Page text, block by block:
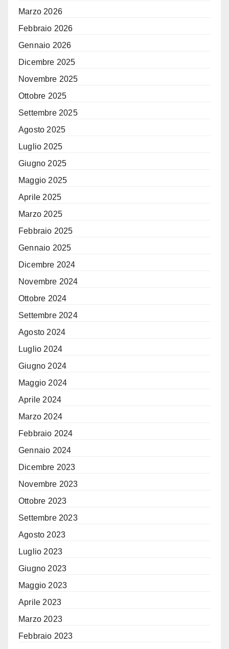
Marzo 2026
Febbraio 2026
Gennaio 2026
Dicembre 2025
Novembre 2025
Ottobre 2025
Settembre 2025
Agosto 2025
Luglio 2025
Giugno 2025
Maggio 2025
Aprile 2025
Marzo 2025
Febbraio 2025
Gennaio 2025
Dicembre 2024
Novembre 2024
Ottobre 2024
Settembre 2024
Agosto 2024
Luglio 2024
Giugno 2024
Maggio 2024
Aprile 2024
Marzo 2024
Febbraio 2024
Gennaio 2024
Dicembre 2023
Novembre 2023
Ottobre 2023
Settembre 2023
Agosto 2023
Luglio 2023
Giugno 2023
Maggio 2023
Aprile 2023
Marzo 2023
Febbraio 2023